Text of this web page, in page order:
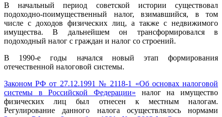
В начальный период советской истории существовал
подоходно-поимущественный налог, взимавшийся, в том
числе с доходов физических лиц, а также с недвижимого
имущества. В дальнейшем он трансформировался в
подоходный налог с граждан и налог со строений.
В 1990-е годы начался новый этап формирования
отечественной налоговой системы.
Законом РФ от 27.12.1991 № 2118-1 «Об основах налоговой
системы в Российской Федерации» налог на имущество
физических лиц был отнесен к местным налогам.
Регулирование данного налога осуществлялось нормами